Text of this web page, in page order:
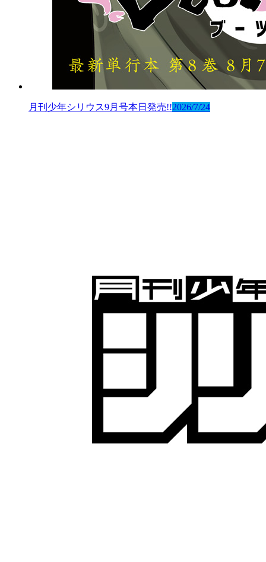
月刊少年シリウス9月号本日発売!!2026/7/24